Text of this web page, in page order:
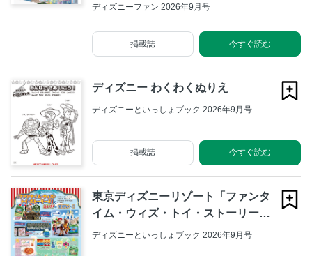
ディズニーファン 2026年9月号
今すぐ読む
掲載誌
ディズニー わくわくぬりえ
ディズニーといっしょブック 2026年9月号
今すぐ読む
掲載誌
東京ディズニーリゾート「ファンタ
イム・ウィズ・トイ・ストーリー
5」で えいがの せかいへ！
ディズニーといっしょブック 2026年9月号